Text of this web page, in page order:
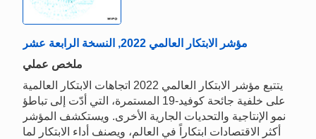
مؤشر الابتكار العالمي 2022, النسخة الرابعة عشر
ملخص عملي
يتتبع مؤشر الابتكار العالمي 2022 اتجاهات الابتكار العالمية
على خلفية جائحة كوفيد-19 المستمرة، التي أدّت إلى تباطؤ
نمو الإنتاجية والتحديات الجارية الأخرى. ويستكشف المؤشر
أكثر الاقتصادات ابتكاراً في العالم، ويصنف أداء الابتكار لما